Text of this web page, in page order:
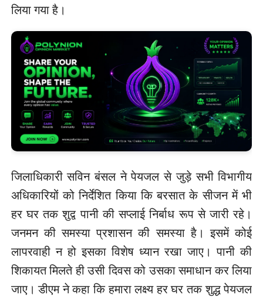
लिया गया है।
जिलाधिकारी सविन बंसल ने पेयजल से जुड़े सभी विभागीय
अधिकारियों को निर्देशित किया कि बरसात के सीजन में भी
हर घर तक शुद्व पानी की सप्लाई निर्बाध रूप से जारी रहे।
जनमन की समस्या प्रशासन की समस्या है। इसमें कोई
लापरवाही न हो इसका विशेष ध्यान रखा जाए। पानी की
शिकायत मिलते ही उसी दिवस को उसका समाधान कर लिया
जाए। डीएम ने कहा कि हमारा लक्ष्य हर घर तक शुद्ध पेयजल